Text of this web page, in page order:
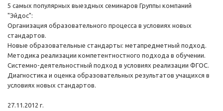
5 самых популярных выездных семинаров Группы компаний
"Эйдос":
Организация образовательного процесса в условиях новых
стандартов.
Новые образовательные стандарты: метапредметный подход.
Методика реализации компетентностного подхода в обучении.
Системно-деятельностный подход в условиях реализации ФГОС.
Диагностика и оценка образовательных результатов учащихся в
условиях новых стандартов.
27.11.2012 г.